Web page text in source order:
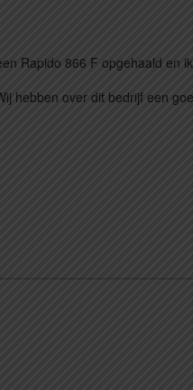
Rapido 866 F opgehaald en
hebben over dit bedrijf een